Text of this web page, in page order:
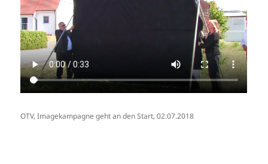
OTV, Imagekampagne geht an den Start, 02.07.2018